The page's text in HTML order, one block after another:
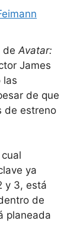
de Avatar:
James
las
de que
de estreno
ya
y 3, está
de
planeada